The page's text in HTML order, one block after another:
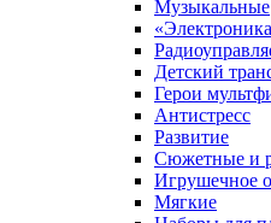
Музыкальные
Детский
Герои
Антистресс
Развитие
Сюжетные и
Игрушечное
Мягкие